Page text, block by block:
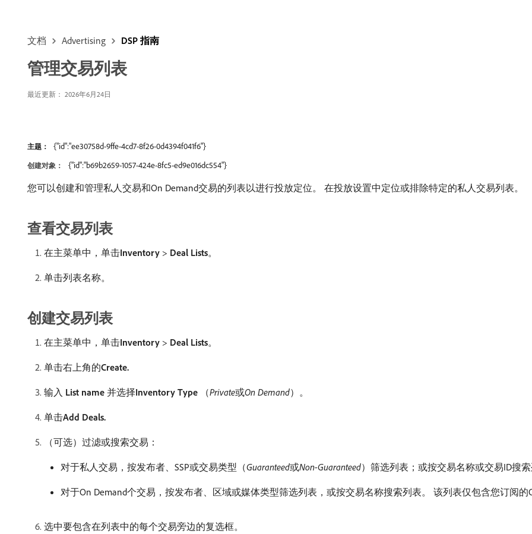
文档 Advertising DSP 指南
管理交易列表
最近更新： 2026年6月24日
主题： {"id":"ee30758d-9ffe-4cd7-8f26-0d4394f041f6"}
创建对象： {"id":"b69b2659-1057-424e-8fc5-ed9e016dc554"}
您可以创建和管理私人交易和On Demand交易的列表以进行投放定位。 在投放设置中定位或排除特定的私人交易列表。
查看交易列表
在主菜单中，单击​Inventory > Deal Lists。
单击列表名称。
创建交易列表
在主菜单中，单击​Inventory > Deal Lists。
单击右上角的​Create.
输入​ List name ​并选择​Inventory Type （Private​或​On Demand）。
单击​Add Deals.
（可选）过滤或搜索交易：
对于私人交易，按发布者、SSP或交易类型（Guaranteed​或​Non-Guaranteed）筛选列表；或按交易名称或交易ID搜
对于On Demand个交易，按发布者、区域或媒体类型筛选列表，或按交易名称搜索列表。 该列表仅包含您订阅的
选中要包含在列表中的每个交易旁边的复选框。